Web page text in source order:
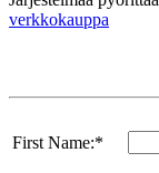
verkkokauppa
First Name:*